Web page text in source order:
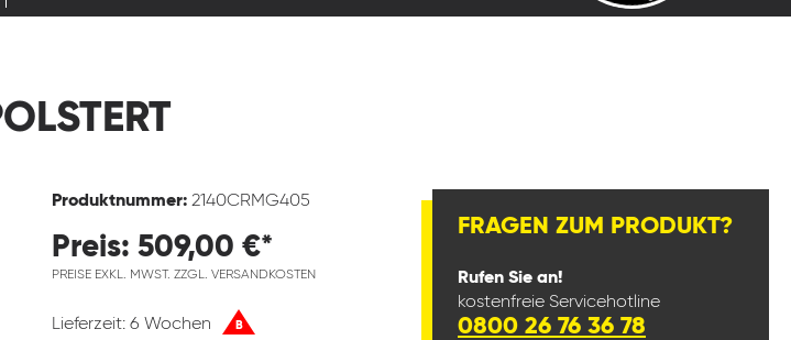
Produktnummer: 2140CRMG405
Preis: 509,00 €*
PREISE EXKL. MWST. ZZGL. VERSANDKOSTEN
Lieferzeit: 6 Wochen B
FRAGEN ZUM PRODUKT?
Rufen Sie an!
kostenfreie Servicehotline
0800 26 76 36 78